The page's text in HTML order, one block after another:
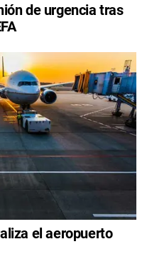
de urgencia tras
el aeropuerto